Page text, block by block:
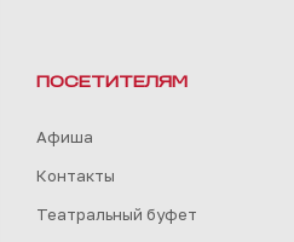
ПОСЕТИТЕЛЯМ
Афиша
Контакты
Театральный буфет